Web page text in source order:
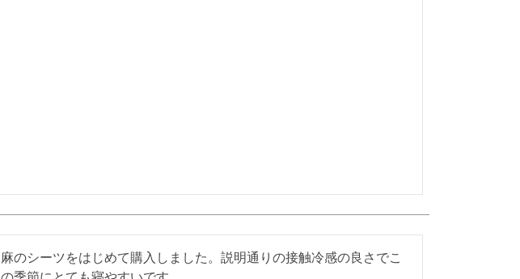
麻のシーツをはじめて購入しました。説明通りの接触冷感の良さでこ